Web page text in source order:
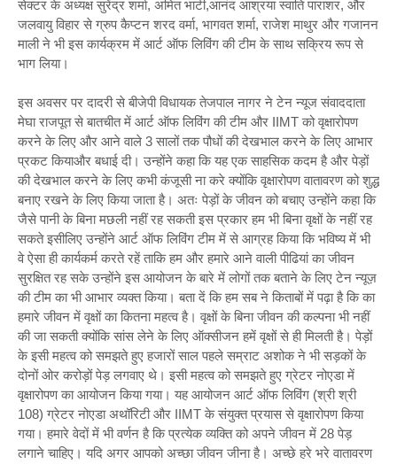
सेक्टर के अध्यक्ष सुरेंद्र शर्मा, अमित भाटी,‌‌आनंद आश्रया स्वाति पाराशर, और
जलवायु विहार से ग्रुप कैप्टन शरद वर्मा, भागवत शर्मा, राजेश माथुर और गजानन
माली ने भी इस कार्यक्रम में आर्ट ऑफ लिविंग की टीम के साथ सक्रिय रूप से
भाग लिया।
इस अवसर पर दादरी से बीजेपी विधायक तेजपाल नागर ने टेन न्यूज संवाददाता
मेघा राजपूत से बातचीत में आर्ट ऑफ लिविंग की टीम और IIMT को वृक्षारोपण
करने के लिए और आने वाले 3 सालों तक पौधों की देखभाल करने के लिए आभार
प्रकट कियाऔर बधाई दी। उन्होंने कहा कि यह एक साहसिक कदम है और पेड़ों
की देखभाल करने के लिए कभी कंजूसी ना करे क्योंकि वृक्षारोपण वातावरण को शुद्ध
बनाए रखने के लिए किया जाता है। अतः पेड़ों के जीवन को बचाए उन्होंने कहा कि
जैसे पानी के बिना मछली नहीं रह सकती इस प्रकार हम भी बिना वृक्षों के नहीं रह
सकते इसीलिए उन्होंने आर्ट ऑफ लिविंग टीम में से आग्रह किया कि भविष्य में भी
वे ऐसा ही कार्यकर्म करते रहें ताकि हम और हमारे आने वाली पीढियां का जीवन
सुरक्षित रह सके उन्होंने इस आयोजन के बारे में लोगों तक बताने के लिए टेन न्यूज़
की टीम का भी आभार व्यक्त किया। बता दें कि हम सब ने किताबों में पढ़ा है कि का
हमारे जीवन में वृक्षों का कितना महत्व है। वृक्षों के बिना जीवन की कल्पना भी नहीं
की जा सकती क्योंकि सांस लेने के लिए ऑक्सीजन हमें वृक्षों से ही मिलती है। पेड़ों
के इसी महत्व को समझते हुए हजारों साल पहले सम्राट अशोक ने भी सड़कों के
दोनों ओर करोड़ों पेड़ लगवाए थे। इसी महत्व को समझते हुए ग्रेटर नोएडा में
वृक्षारोपण का आयोजन किया गया। यह आयोजन आर्ट ऑफ लिविंग (श्री श्री
108) ग्रेटर नोएडा अथॉरिटी और IIMT के संयुक्त प्रयास से वृक्षारोपण किया
गया। हमारे वेदों में भी वर्णन है कि प्रत्येक व्यक्ति को अपने जीवन में 28 पेड़
लगाने चाहिए। यदि अगर आपको अच्छा जीवन जीना है। अच्छे हरे भरे वातावरण